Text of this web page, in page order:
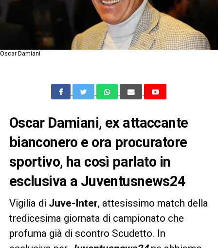
Oscar Damiani
Oscar Damiani, ex attaccante
bianconero e ora procuratore
sportivo, ha così parlato in
esclusiva a Juventusnews24
Vigilia di Juve-Inter, attesissimo match della
tredicesima giornata di campionato che
profuma già di scontro Scudetto. In